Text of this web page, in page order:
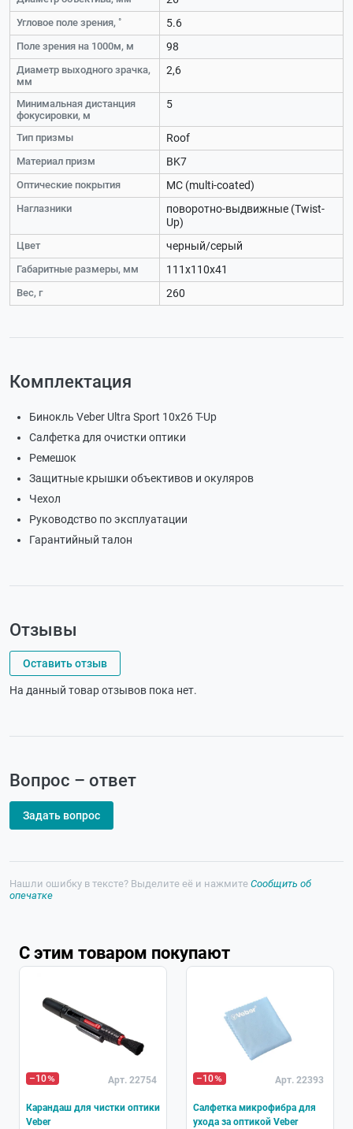
Угловое поле зрения, ˚ 5.6
Поле зрения на 1000м, м 98
Диаметр выходного зрачка,
мм
2,6
Минимальная дистанция
фокусировки, м
5
Тип призмы Roof
Материал призм BK7
Оптические покрытия MC (multi-coated)
Наглазники
поворотно-выдвижные (Twist-
Up)
Цвет черный/серый
Габаритные размеры, мм 111х110х41
Вес, г 260
Комплектация
Бинокль Veber Ultra Sport 10x26 T-Up
Салфетка для очистки оптики
Ремешок
Защитные крышки объективов и окуляров
Чехол
Руководство по эксплуатации
Гарантийный талон
Отзывы
Оставить отзыв
На данный товар отзывов пока нет.
Вопрос – ответ
Задать вопрос
Нашли ошибку в тексте? Выделите её и нажмите Сообщить об
опечатке
С этим товаром покупают
–10
Арт. 22754
Карандаш для чистки оптики
Veber
–10 Арт. 22393
Салфетка микрофибра для
ухода за оптикой Veber